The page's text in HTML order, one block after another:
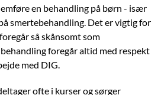
en behandling på børn - især
smertebehandling. Det er vigtig for
så skånsomt som
foregår altid med respekt
med DIG.
ofte i kurser og sørger